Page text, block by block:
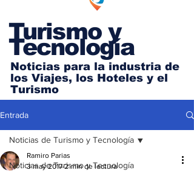
Turismo y
Tecnología
Noticias para la industria de
los Viajes, los Hoteles y el
Turismo
Entrada
Noticias de Turismo y Tecnología
Noticias de Turismo y Tecnología
Ramiro Parias
3 may 2017 2 min de lectura